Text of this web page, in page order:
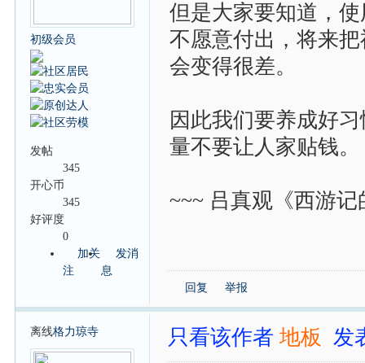
初级会员
发帖
345
开心币
345
好评度
0
加关
注
发消
息
但是大家要知道，
不愿意付出，将来
会变得很差。
因此我们要养成好
量不要让人家贴钱。
~~~ 吕真观《西游
回复 举报
离线格力琼寺 只看该作者 地板 发